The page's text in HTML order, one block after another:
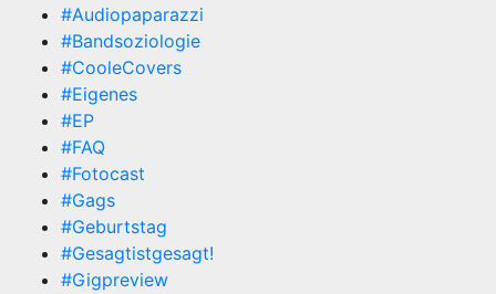
#Audiopaparazzi
#Bandsoziologie
#CooleCovers
#Eigenes
#EP
#FAQ
#Fotocast
#Gags
#Geburtstag
#Gesagtistgesagt!
#Gigpreview